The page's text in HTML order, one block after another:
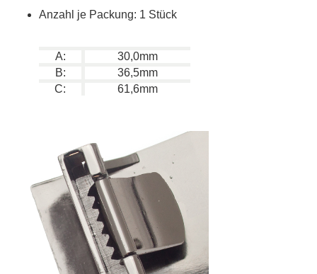
Anzahl je Packung: 1 Stück
A:
30,0mm
B:
36,5mm
C:
61,6mm